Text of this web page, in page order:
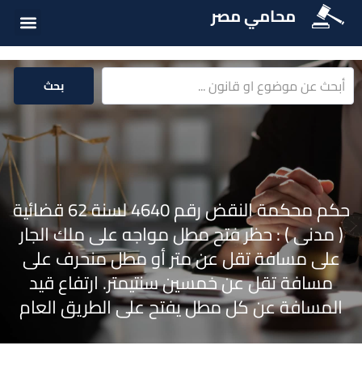
محامي مصر
بحث
حكم محكمة النقض رقم 4640 لسنة 62 قضائية
( مدنى ) : حظر فتح مطل مواجه على ملك الجار
على مسافة تقل عن متر أو مطل منحرف على
مسافة تقل عن خمسين سنتيمتر. ارتفاع قيد
المسافة عن كل مطل يفتح على الطريق العام